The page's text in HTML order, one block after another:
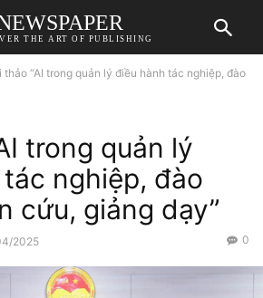
THE ART OF PUBLISHING
thảo “AI trong quản lý điều hành tác nghiệp, đào
trong quản lý
nghiệp, đào
cứu, giảng dạy”
2025 0